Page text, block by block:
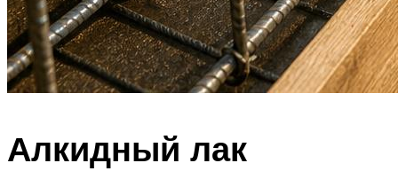
Алкидный лак